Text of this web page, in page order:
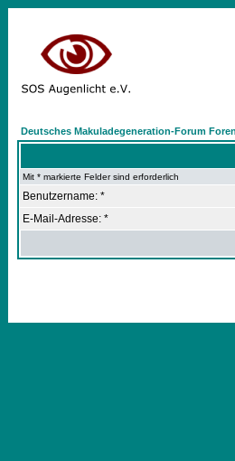
Deutsches Makuladegeneration-Forum
Mit * markierte Felder sind erforderlich
Benutzername: *
E-Mail-Adresse: *